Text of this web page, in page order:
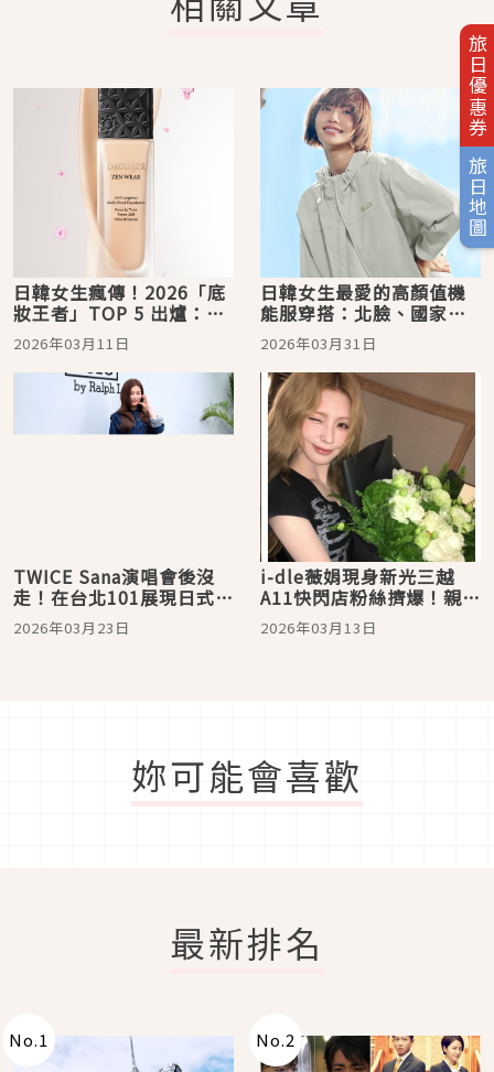
旅日優惠券
旅日地圖
日韓女生瘋傳！2026「底
妝王者」TOP 5 出爐：從
DECORTE黛珂的微霧光，
到SUQQU 水光膜、NARS
柔焦控場，專業化妝師也
2026年03月11日
日韓女生最愛的高顏值機
能服穿搭：北臉、國家地
理服飾通通上榜，讓你的
夏日能降溫外，更兼具輕
量、時髦度！
2026年03月31日
TWICE Sana演唱會後沒
走！在台北101展現日式優
雅休閒風，這顆Polo「金
絲雀黃桶包＋小熊吊飾」
2026年03月23日
i-dle薇娟現身新光三越
A11快閃店粉絲擠爆！親揭
女團級持色底妝秘密
2026年03月13日
妳可能會喜歡
最新排名
No.1 No.2